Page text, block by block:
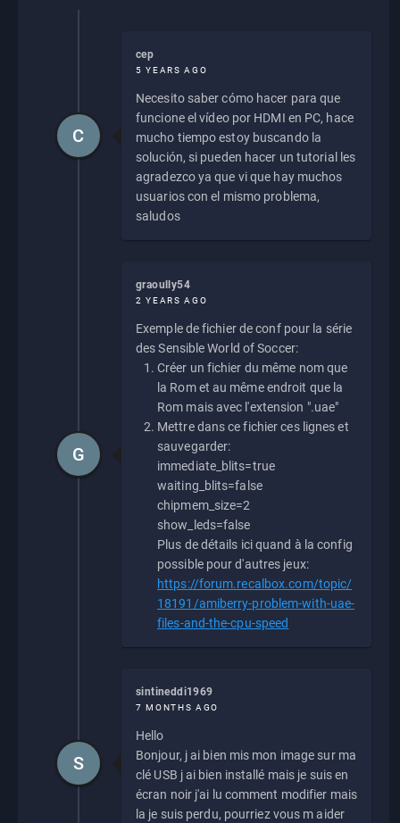
cep
5 YEARS AGO
Necesito saber cómo hacer para que
funcione el vídeo por HDMI en PC, hace
mucho tiempo estoy buscando la
solución, si pueden hacer un tutorial les
agradezco ya que vi que hay muchos
usuarios con el mismo problema,
saludos
C
graoully54
2 YEARS AGO
Exemple de fichier de conf pour la série
des Sensible World of Soccer:
Créer un fichier du même nom que
la Rom et au même endroit que la
Rom mais avec l'extension ".uae"
Mettre dans ce fichier ces lignes et
sauvegarder:
immediate_blits=true
waiting_blits=false
chipmem_size=2
show_leds=false
Plus de détails ici quand à la config
possible pour d'autres jeux:
https://forum.recalbox.com/topic/
18191/amiberry-problem-with-uae-
files-and-the-cpu-speed
G
sintineddi1969
7 MONTHS AGO
Hello
Bonjour, j ai bien mis mon image sur ma
clé USB j ai bien installé mais je suis en
écran noir j'ai lu comment modifier mais
la je suis perdu, pourriez vous m aider
S